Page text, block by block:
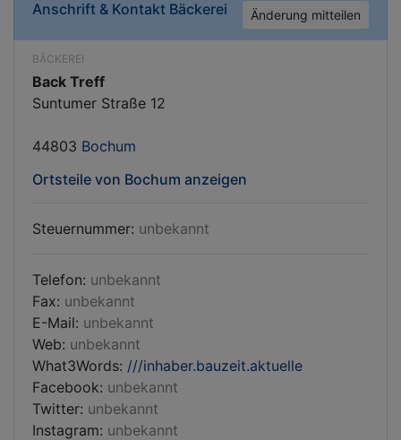
Anschrift & Kontakt Bäckerei Änderung mitteilen
BÄCKEREI
Back Treff
Suntumer Straße 12
44803 Bochum
Ortsteile von Bochum anzeigen
Steuernummer: unbekannt
Telefon: unbekannt
Fax: unbekannt
E-Mail: unbekannt
Web: unbekannt
What3Words: ///inhaber.bauzeit.aktuelle
Facebook: unbekannt
Twitter: unbekannt
Instagram: unbekannt